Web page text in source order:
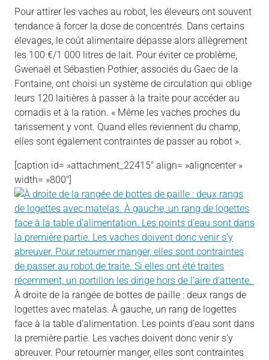
Pour attirer les vaches au robot, les éleveurs ont souvent
tendance à forcer la dose de concentrés. Dans certains
élevages, le coût alimentaire dépasse alors allègrement
les 100 €/1 000 litres de lait. Pour éviter ce problème,
Gwenaël et Sébastien Pothier, associés du Gaec de la
Fontaine, ont choisi un système de circulation qui oblige
leurs 120 laitières à passer à la traite pour accéder au
cornadis et à la ration. « Même les vaches proches du
tarissement y vont. Quand elles reviennent du champ,
elles sont également contraintes de passer au robot ».
[caption id= »attachment_22415″ align= »aligncenter »
width= »800″]
À droite de la rangée de bottes de paille : deux rangs de
logettes avec matelas. À gauche, un rang de logettes
face à la table d’alimentation. Les points d’eau sont dans
la première partie. Les vaches doivent donc venir s’y
abreuver. Pour retourner manger, elles sont contraintes